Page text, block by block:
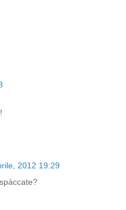
2012 19:29